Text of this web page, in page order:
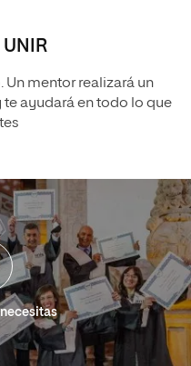
Un mentor realizará un
ayudará en todo lo que